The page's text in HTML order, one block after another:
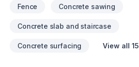
Fence Concrete sawing
Concrete slab and staircase
Concrete surfacing View all